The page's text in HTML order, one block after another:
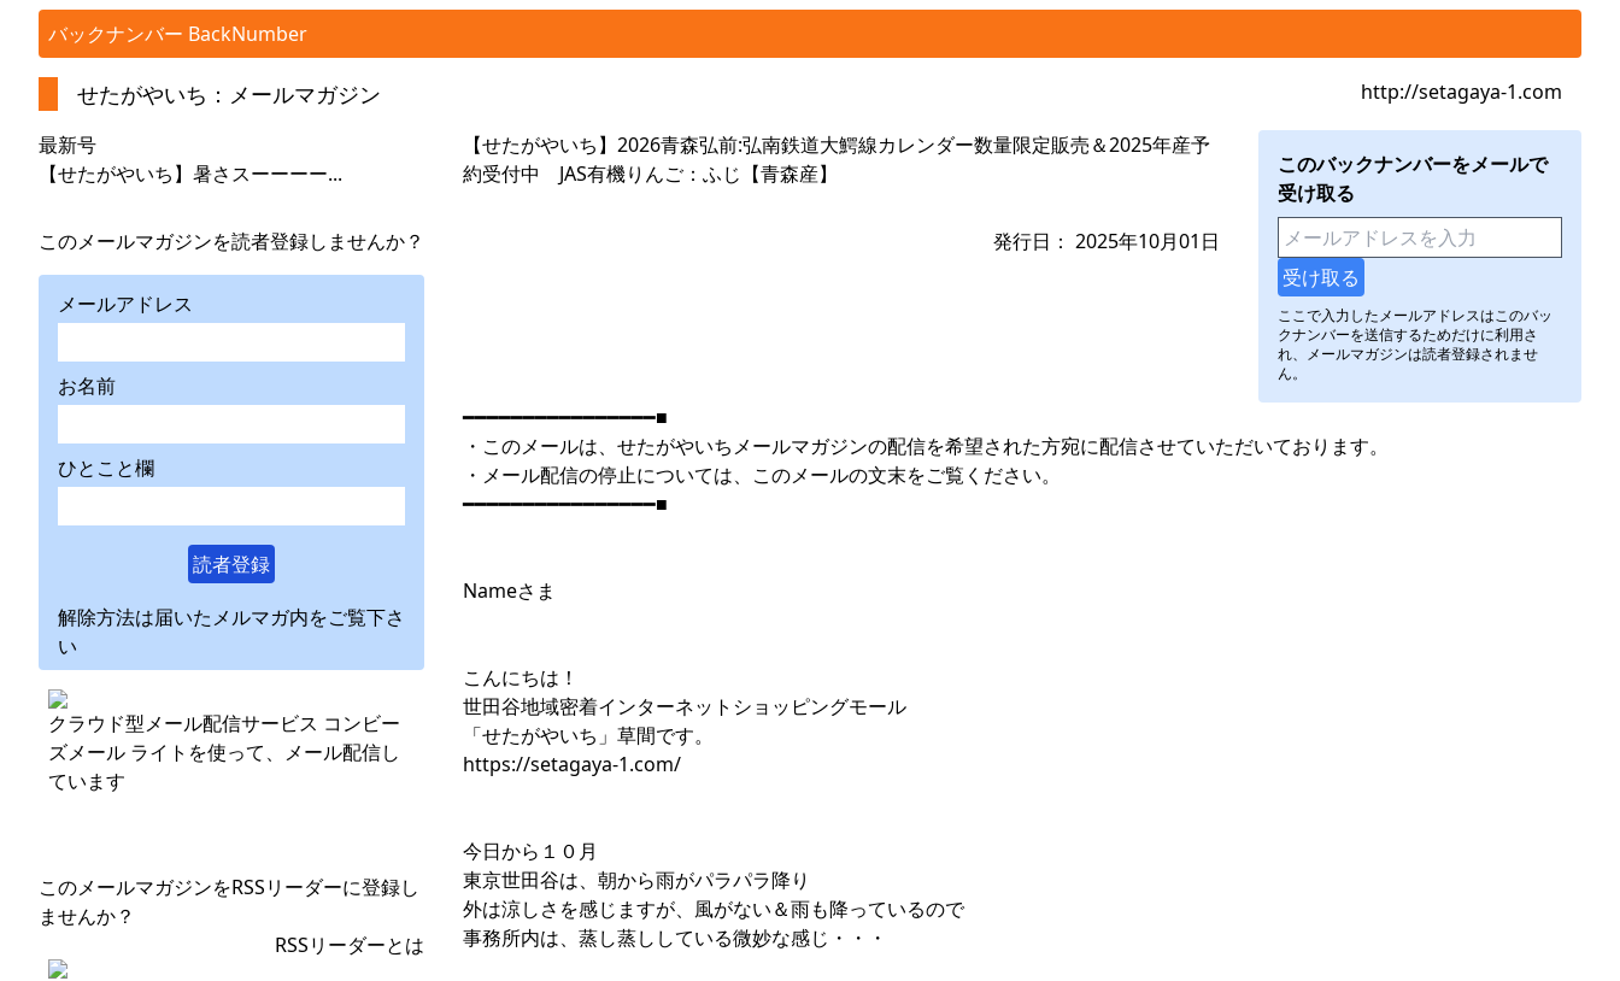
バックナンバー BackNumber
せたがやいち：メールマガジン
http://setagaya-1.com
最新号
【せたがやいち】暑さスーーーー...
このメールマガジンを読者登録しませんか？
メールアドレス
お名前
ひとこと欄
読者登録
解除方法は届いたメルマガ内をご覧下さ
い
クラウド型メール配信サービス コンビー
ズメール ライトを使って、メール配信し
ています
このメールマガジンをRSSリーダーに登録し
ませんか？
RSSリーダーとは
【せたがやいち】2026青森弘前:弘南鉄道大鰐線カレンダー数量限定販売＆2025年産予
約受付中 JAS有機りんご：ふじ【青森産】
発行日： 2025年10月01日
このバックナンバーをメールで
受け取る
ここで入力したメールアドレスはこのバッ
クナンバーを送信するためだけに利用さ
れ、メールマガジンは読者登録されませ
ん。
━━━━━━━━━━━━━━━━■
・このメールは、せたがやいちメールマガジンの配信を希望された方宛に配信させていただいております。
・メール配信の停止については、このメールの文末をご覧ください。
━━━━━━━━━━━━━━━━■
Nameさま
こんにちは！
世田谷地域密着インターネットショッピングモール
「せたがやいち」草間です。
https://setagaya-1.com/
今日から１０月
東京世田谷は、朝から雨がパラパラ降り
外は涼しさを感じますが、風がない＆雨も降っているので
事務所内は、蒸し蒸ししている微妙な感じ・・・